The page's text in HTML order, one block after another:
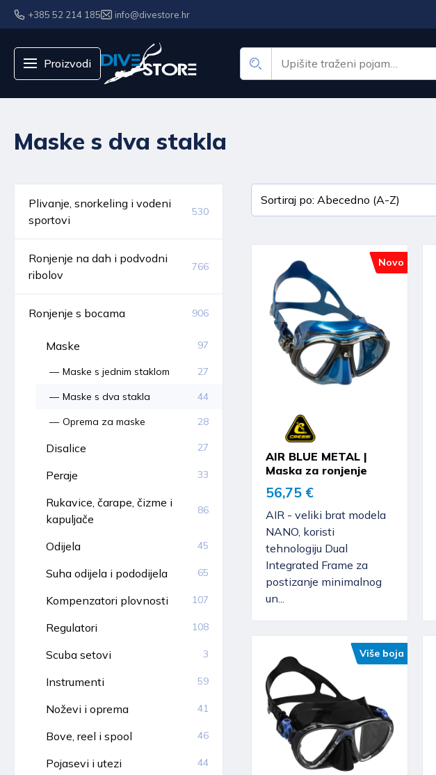
+385 52 214 185 info@divestore.hr
Proizvodi
Maske s dva stakla
Plivanje, snorkeling i vodeni
sportovi
530
Ronjenje na dah i podvodni
ribolov
766
Ronjenje s bocama 906
Maske 97
Maske s jednim staklom
27
Maske s dva stakla
44
Oprema za maske
28
Disalice 27
Peraje 33
Rukavice, čarape, čizme i
kapuljače
86
Odijela 45
Suha odijela i pododijela 65
Kompenzatori plovnosti 107
Regulatori 108
Scuba setovi 3
Instrumenti 59
Noževi i oprema 41
Bove, reel i spool 46
Pojasevi i utezi 44
Novo
AIR BLUE METAL |
Maska za ronjenje
56,75 €
AIR - veliki brat modela
NANO, koristi
tehnologiju Dual
Integrated Frame za
postizanje minimalnog
un...
Više boja